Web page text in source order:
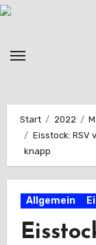
Zum
Start 2022
Eisstock: RSV
knapp
Allgemein